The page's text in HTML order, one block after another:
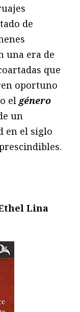
de
una era de
que
oportuno
el género
un
en el siglo
Lina